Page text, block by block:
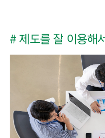
# 제도를 잘 이용해